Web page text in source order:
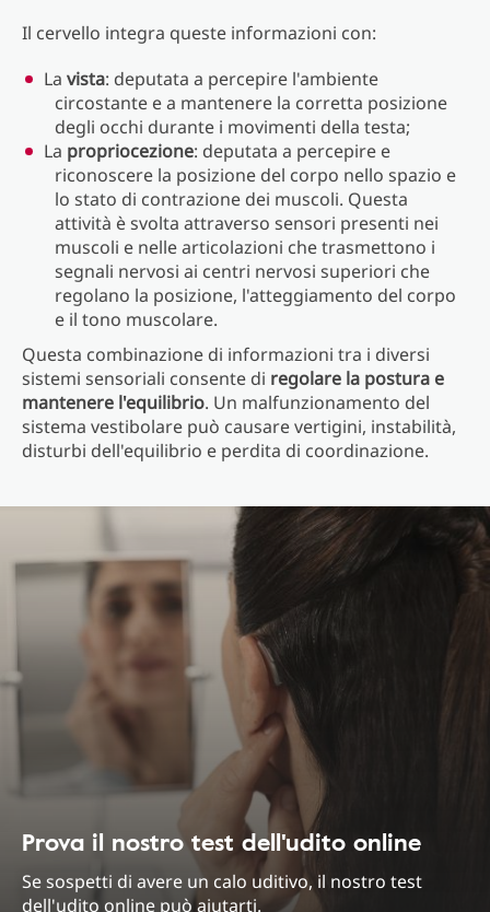
Il cervello integra queste informazioni con:
La vista: deputata a percepire l'ambiente
circostante e a mantenere la corretta posizione
degli occhi durante i movimenti della testa;
La propriocezione: deputata a percepire e
riconoscere la posizione del corpo nello spazio e
lo stato di contrazione dei muscoli. Questa
attività è svolta attraverso sensori presenti nei
muscoli e nelle articolazioni che trasmettono i
segnali nervosi ai centri nervosi superiori che
regolano la posizione, l'atteggiamento del corpo
e il tono muscolare.
Questa combinazione di informazioni tra i diversi
sistemi sensoriali consente di regolare la postura e
mantenere l'equilibrio. Un malfunzionamento del
sistema vestibolare può causare vertigini, instabilità,
disturbi dell'equilibrio e perdita di coordinazione.
Prova il nostro test dell'udito online
Se sospetti di avere un calo uditivo, il nostro test
dell'udito online può aiutarti.